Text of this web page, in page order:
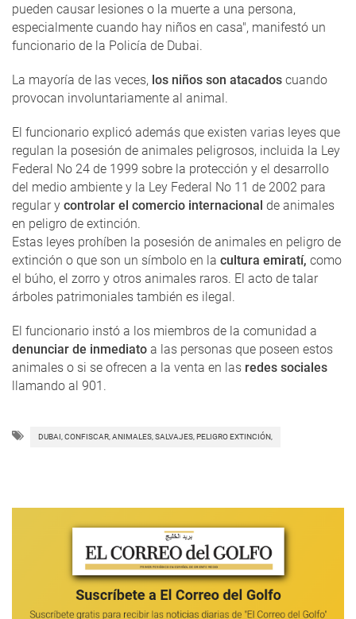
pueden causar lesiones o la muerte a una persona,
especialmente cuando hay niños en casa", manifestó un
funcionario de la Policía de Dubai.
La mayoría de las veces, los niños son atacados cuando
provocan involuntariamente al animal.
El funcionario explicó además que existen varias leyes que
regulan la posesión de animales peligrosos, incluida la Ley
Federal No 24 de 1999 sobre la protección y el desarrollo
del medio ambiente y la Ley Federal No 11 de 2002 para
regular y controlar el comercio internacional de animales
en peligro de extinción.
Estas leyes prohíben la posesión de animales en peligro de
extinción o que son un símbolo en la cultura emiratí, como
el búho, el zorro y otros animales raros. El acto de talar
árboles patrimoniales también es ilegal.
El funcionario instó a los miembros de la comunidad a
denunciar de inmediato a las personas que poseen estos
animales o si se ofrecen a la venta en las redes sociales
llamando al 901.
DUBAI, CONFISCAR, ANIMALES, SALVAJES, PELIGRO EXTINCIÓN,